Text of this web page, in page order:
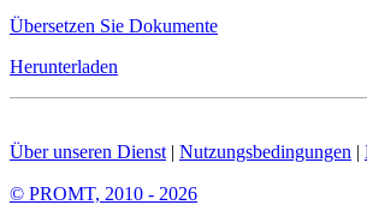
Übersetzen Sie Dokumente
Herunterladen
Über unseren Dienst | Nutzungsbedingungen |
© PROMT, 2010 - 2026